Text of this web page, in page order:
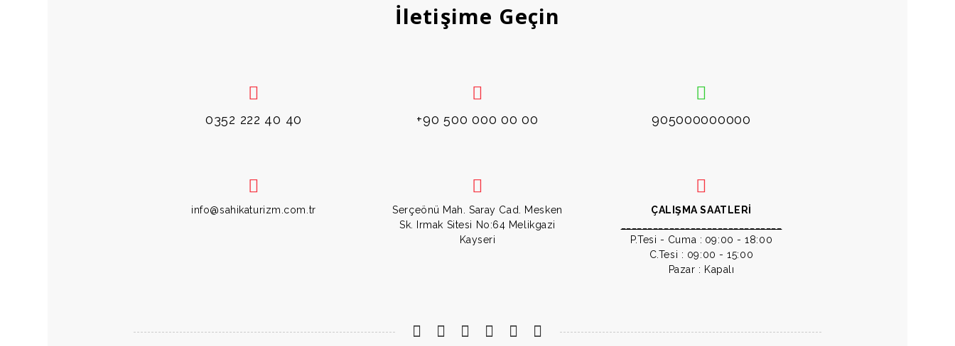
İletişime Geçin
0352 222 40 40 +90 500 000 00 00 905000000000
info@sahikaturizm.com.tr
Serçeönü Mah. Saray Cad. Mesken
Sk. Irmak Sitesi No:64 Melikgazi
Kayseri
ÇALIŞMA SAATLERİ
P.Tesi - Cuma : 09:00 - 18:00
C.Tesi : 09:00 - 15:00
Pazar : Kapalı